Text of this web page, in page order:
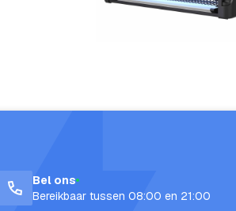
Bel ons
Bereikbaar tussen 08:00 en 21:00